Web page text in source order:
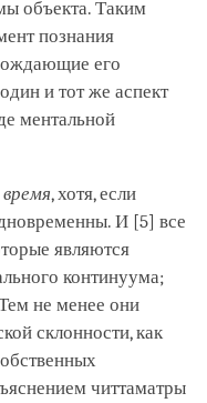
объекта. Таким
познания
его
и тот же аспект
ментальной
время, хотя, если
И [5] все
являются
континуума;
не менее они
склонности, как
читтаматры